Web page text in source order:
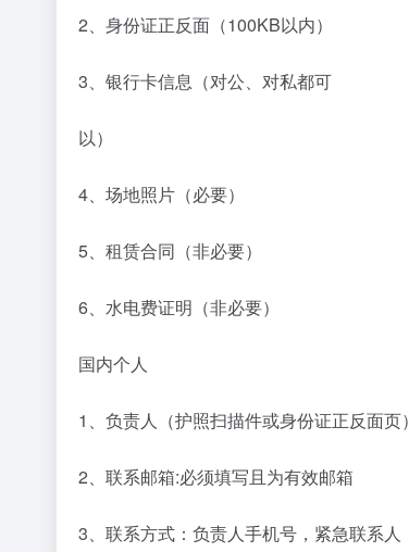
2、身份证正反⾯（100KB以内）
3、银⾏卡信息（对公、对私都可
以）
4、场地照⽚（必要）
5、租赁合同（⾮必要）
6、⽔电费证明（⾮必要）
国内个⼈
1、负责⼈（护照扫描件或身份证正反⾯⻚）
2、联系邮箱:必须填写且为有效邮箱
3、联系⽅式：负责⼈⼿机号，紧急联系⼈